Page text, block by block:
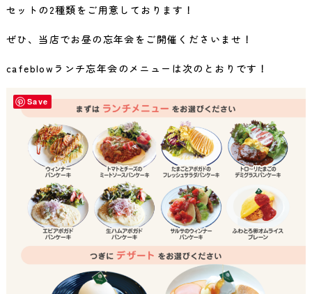
セットの2種類をご用意しております！
ぜひ、当店でお昼の忘年会をご開催くださいませ！
cafeblowランチ忘年会のメニューは次のとおりです！
Save